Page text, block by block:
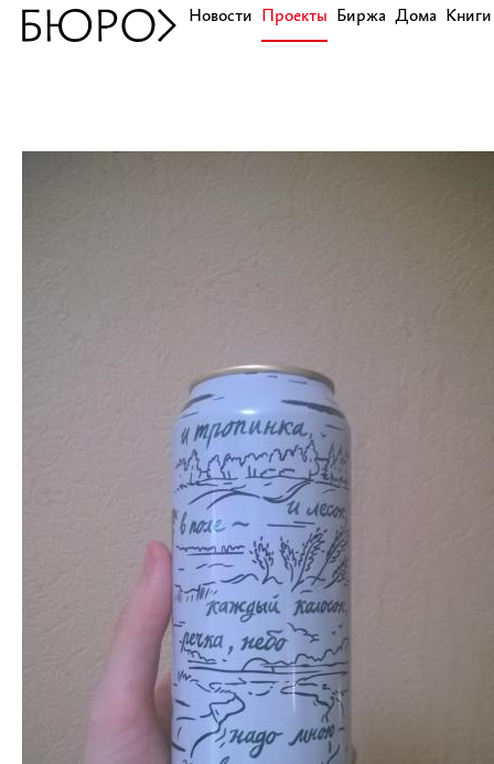
Новости Проекты Биржа Дома Книги